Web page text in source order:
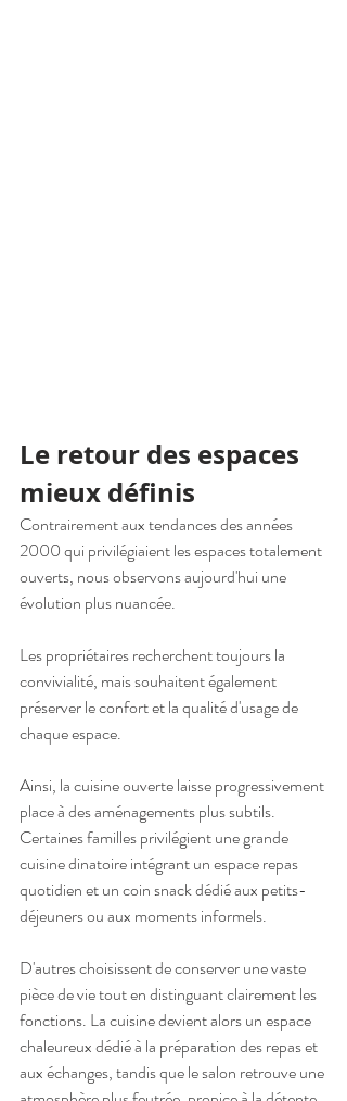
Le retour des espaces
mieux définis
Contrairement aux tendances des années
2000 qui privilégiaient les espaces totalement
ouverts, nous observons aujourd'hui une
évolution plus nuancée.
Les propriétaires recherchent toujours la
convivialité, mais souhaitent également
préserver le confort et la qualité d'usage de
chaque espace.
Ainsi, la cuisine ouverte laisse progressivement
place à des aménagements plus subtils.
Certaines familles privilégient une grande
cuisine dinatoire intégrant un espace repas
quotidien et un coin snack dédié aux petits-
déjeuners ou aux moments informels.
D'autres choisissent de conserver une vaste
pièce de vie tout en distinguant clairement les
fonctions. La cuisine devient alors un espace
chaleureux dédié à la préparation des repas et
aux échanges, tandis que le salon retrouve une